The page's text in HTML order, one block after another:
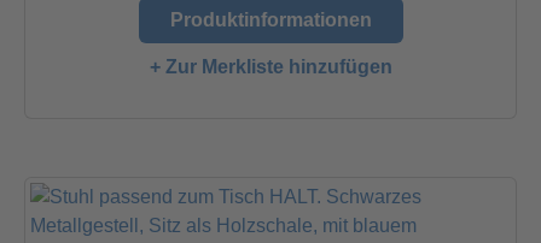
Produktinformationen
+ Zur Merkliste hinzufügen